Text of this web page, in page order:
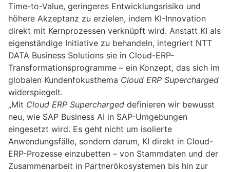
Time-to-Value, geringeres Entwicklungsrisiko und
höhere Akzeptanz zu erzielen, indem KI-Innovation
direkt mit Kernprozessen verknüpft wird. Anstatt KI als
eigenständige Initiative zu behandeln, integriert NTT
DATA Business Solutions sie in Cloud-ERP-
Transformationsprogramme – ein Konzept, das sich im
globalen Kundenfokusthema Cloud ERP Supercharged
widerspiegelt.
„Mit Cloud ERP Supercharged definieren wir bewusst
neu, wie SAP Business AI in SAP-Umgebungen
eingesetzt wird. Es geht nicht um isolierte
Anwendungsfälle, sondern darum, KI direkt in Cloud-
ERP-Prozesse einzubetten – von Stammdaten und der
Zusammenarbeit in Partnerökosystemen bis hin zur